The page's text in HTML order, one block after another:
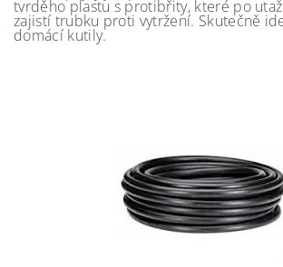
tvrděho plastu s protibřity, které po
zajistí trubku proti vytržení. Skutečně
domácí kutily.